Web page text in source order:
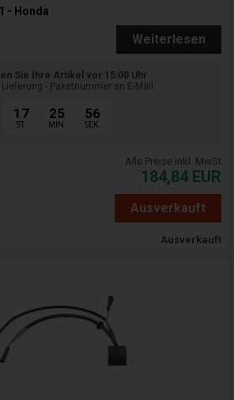
- Honda
Weiterlesen
Sie Ihre Artikel vor 15:00 Uhr
- Paketnummer an E-Mail
17
ST.
25
MIN.
55
SEK.
Alle Preise inkl. MwSt
184,84 EUR
Ausverkauft
Ausverkauft